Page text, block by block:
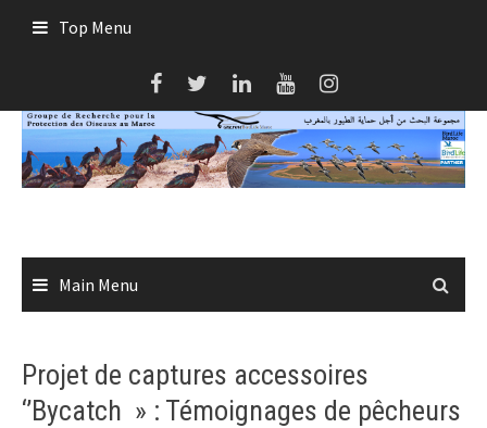
Top Menu
Main Menu
Projet de captures accessoires
‘’Bycatch » : Témoignages de pêcheurs